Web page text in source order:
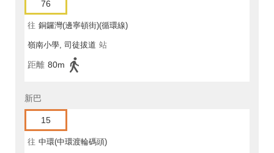
76
往 銅鑼灣(邊寧頓街)(循環線)
嶺南小學, 司徒拔道 站
距離 80m
新巴
15
往 中環(中環渡輪碼頭)